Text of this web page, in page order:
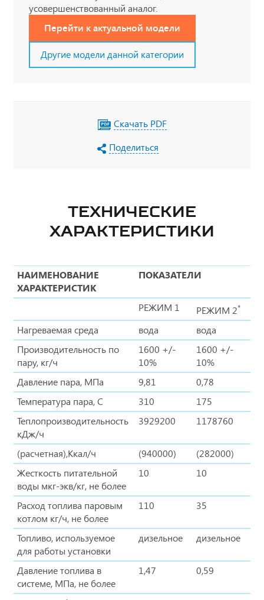
усовершенствованный аналог.
Перейти к актуальной модели
Другие модели данной категории
Скачать PDF
Поделиться
ТЕХНИЧЕСКИЕ
ХАРАКТЕРИСТИКИ
НАИМЕНОВАНИЕ
ХАРАКТЕРИСТИК
ПОКАЗАТЕЛИ
РЕЖИМ 1 РЕЖИМ 2*
Нагреваемая среда вода
вода
Производительность по
пару, кг/ч
1600 +/-
10%
1600 +/-
10%
Давление пара, МПа
9,81
0,78
Температура пара, С
310
175
Теплопроизводительность
кДж/ч
3929200 1178760
(расчетная),Ккал/ч (940000)
(282000)
Жесткость питательной
воды мкг-экв/кг, не более
10 10
Расход топлива паровым
котлом кг/ч, не более
110 35
Топливо, используемое
для работы установки
дизельное дизельное
Давление топлива в
системе, МПа, не более
1,47 0,59